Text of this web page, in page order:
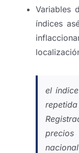
Variables
índices
el